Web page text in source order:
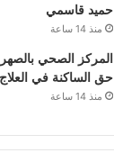
حميد قاسمي
منذ 14 ساعة
المركز الصحي
حق الساكنة في
منذ 14 ساعة